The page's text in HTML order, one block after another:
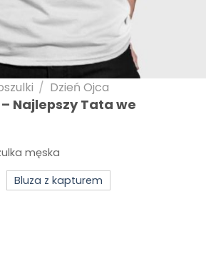
/ Dzień Ojca
Najlepszy Tata we
męska
Bluza z kapturem